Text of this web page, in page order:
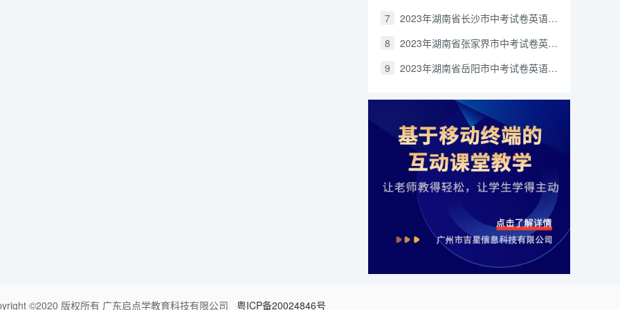
7
2023年湖南省长沙市中考试卷英语真题（解析版）
8
2023年湖南省张家界市中考试卷英语真题（解析版）
9
2023年湖南省岳阳市中考试卷英语真题（解析版）
©2020 版权所有 广东启点学教育科技有限公司 粤ICP备20024846号